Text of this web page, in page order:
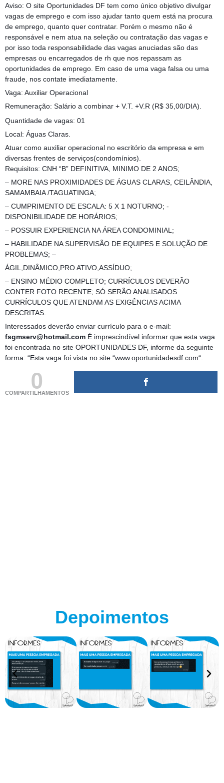
Aviso: O site Oportunidades DF tem como único objetivo divulgar
vagas de emprego e com isso ajudar tanto quem está na procura
de emprego, quanto quer contratar. Porém o mesmo não é
responsável e nem atua na seleção ou contratação das vagas e
por isso toda responsabilidade das vagas anuciadas são das
empresas ou encarregados de rh que nos repassam as
oportunidades de emprego. Em caso de uma vaga falsa ou uma
fraude, nos contate imediatamente.
Vaga: Auxiliar Operacional
Remuneração: Salário a combinar + V.T. +V.R (R$ 35,00/DIA).
Quantidade de vagas: 01
Local: Águas Claras.
Atuar como auxiliar operacional no escritório da empresa e em
diversas frentes de serviços(condomínios).
Requisitos: CNH “B” DEFINITIVA, MINIMO DE 2 ANOS;
– MORE NAS PROXIMIDADES DE ÁGUAS CLARAS, CEILÂNDIA,
SAMAMBAIA /TAGUATINGA;
– CUMPRIMENTO DE ESCALA: 5 X 1 NOTURNO; -
DISPONIBILIDADE DE HORÁRIOS;
– POSSUIR EXPERIENCIA NA ÁREA CONDOMINIAL;
– HABILIDADE NA SUPERVISÃO DE EQUIPES E SOLUÇÃO DE
PROBLEMAS; –
ÁGIL,DINÂMICO,PRO ATIVO,ASSÍDUO;
– ENSINO MÉDIO COMPLETO; CURRÍCULOS DEVERÃO
CONTER FOTO RECENTE; SÓ SERÃO ANALISADOS
CURRÍCULOS QUE ATENDAM AS EXIGÊNCIAS ACIMA
DESCRITAS.
Interessados deverão enviar currículo para o e-mail:
fsgmserv@hotmail.com É imprescindível informar que esta vaga
foi encontrada no site OPORTUNIDADES DF, informe da seguinte
forma: “Esta vaga foi vista no site “www.oportunidadesdf.com“.
0
COMPARTILHAMENTOS
Depoimentos